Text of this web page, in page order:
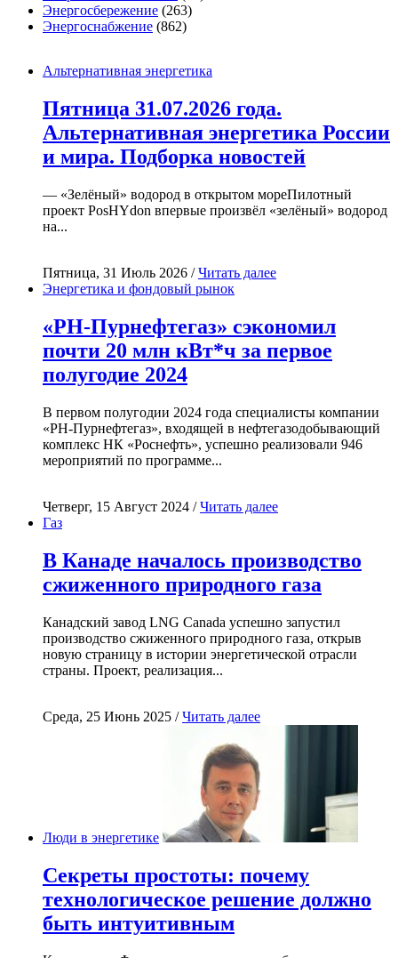
Энергосбережение (263)
Энергоснабжение (862)
Альтернативная энергетика
Пятница 31.07.2026 года.
Альтернативная энергетика России
и мира. Подборка новостей
— «Зелёный» водород в открытом мореПилотный
проект PosHYdon впервые произвёл «зелёный» водород
на...
Пятница, 31 Июль 2026 /Читать далее
Энергетика и фондовый рынок
«РН-Пурнефтегаз» сэкономил
почти 20 млн кВт*ч за первое
полугодие 2024
В первом полугодии 2024 года специалисты компании
«РН-Пурнефтегаз», входящей в нефтегазодобывающий
комплекс НК «Роснефть», успешно реализовали 946
мероприятий по программе...
Четверг, 15 Август 2024 /Читать далее
Газ
В Канаде началось производство
сжиженного природного газа
Канадский завод LNG Canada успешно запустил
производство сжиженного природного газа, открыв
новую страницу в истории энергетической отрасли
страны. Проект, реализация...
Среда, 25 Июнь 2025 /Читать далее
Люди в энергетике
Секреты простоты: почему
технологическое решение должно
быть интуитивным